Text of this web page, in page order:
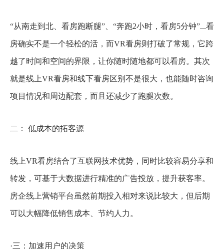
“从南走到北、看房跑断腿”、“奔跑2小时，看房5分钟”...看
房确实不是一个轻松的活，而VR看房则打破了常规，它跨
越了时间和空间的界限，让你随时随地都可以看房。其次
就是线上VR看房和线下看房区别不是很大，也能随时咨询
项目情况和周边配套，而且还减少了跑腿次数。
二： 低成本的拓客源
线上VR看房结合了互联网技术优势，同时比较容易分享和
转发，可基于大数据进行精准的广告投放，提升获客率。
房企线上营销平台虽然前期投入相对来说比较大，但后期
可以大幅降低销售成本、节约人力。
·三：加速用户的决策